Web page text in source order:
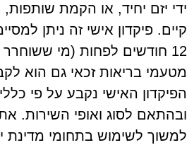
ידי יזם יחיד, או הקמת
קיים. פיקדון אישי זה ניתן
12 חודשים לפחות (מי
מטעמי בריאות זכאי גם הוא
הפיקדון האישי נקבע על פי
ובהתאם לסוג ואופי השירות.
למשוך לשימוש בתחומי מדינת